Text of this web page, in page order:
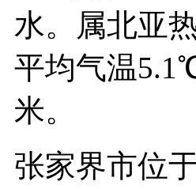
水。属北亚
平均气温
米。
张家界市位